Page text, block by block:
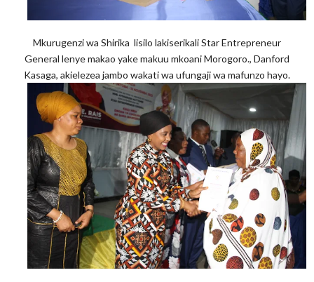
Mkurugenzi wa Shirika lisilo lakiserikali Star Entrepreneur
General lenye makao yake makuu mkoani Morogoro., Danford
Kasaga, akielezea jambo wakati wa ufungaji wa mafunzo hayo.